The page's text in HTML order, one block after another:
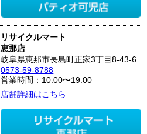
リサイクルマート
恵那店
岐阜県恵那市長島町正家3丁目8-43-6
0573-59-8788
営業時間：10:00〜19:00
店舗詳細はこちら